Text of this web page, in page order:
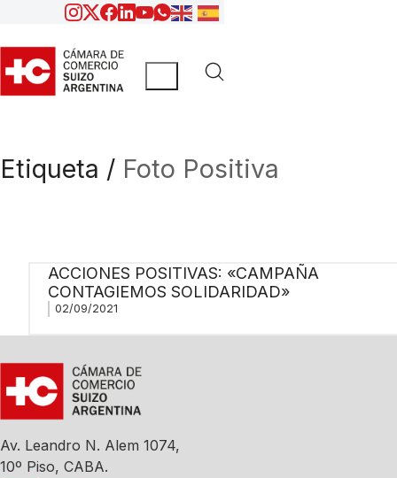
Etiqueta / Foto Positiva
ACCIONES POSITIVAS: «CAMPAÑA
CONTAGIEMOS SOLIDARIDAD»
02/09/2021
Av. Leandro N. Alem 1074,
10º Piso, CABA.